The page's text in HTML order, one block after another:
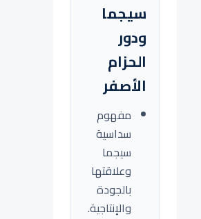
سيجما
ودور
الحزام
الأصفر
مفهوم
سداسية
سيجما
وعلاقتها
بالجودة
والإنتاجية.